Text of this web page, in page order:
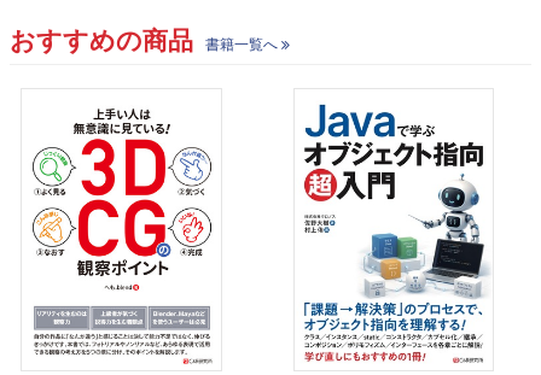
おすすめの商品 書籍一覧へ